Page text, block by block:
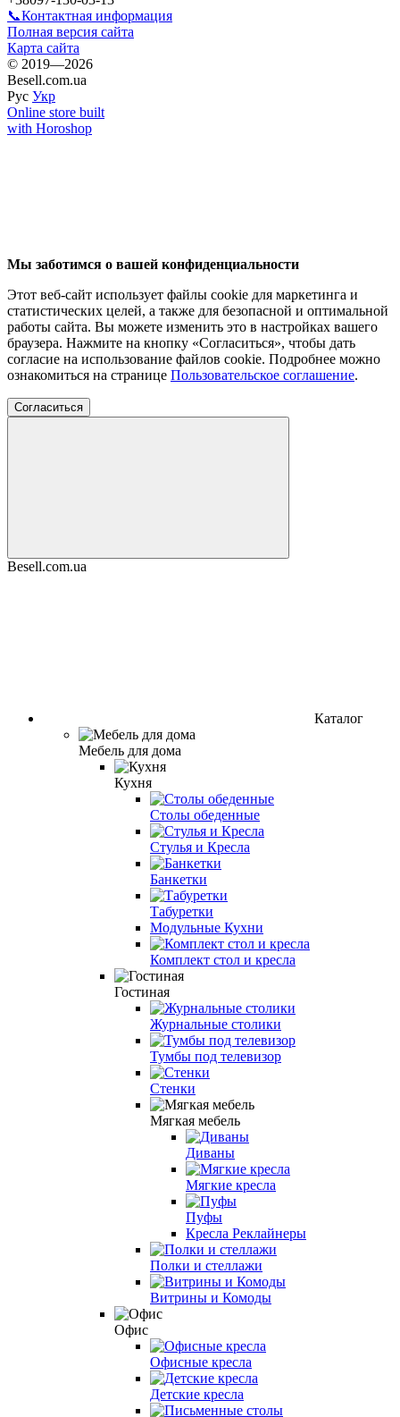
📞Контактная информация
Полная версия сайта
Карта сайта
© 2019—2026
Besell.com.ua
Рус Укр
Online store built
with Horoshop
Мы заботимся о вашей конфиденциальности
Этот веб-сайт использует файлы cookie для маркетинга и
статистических целей, а также для безопасной и оптимальной
работы сайта. Вы можете изменить это в настройках вашего
браузера. Нажмите на кнопку «Согласиться», чтобы дать
согласие на использование файлов cookie. Подробнее можно
ознакомиться на странице Пользовательское соглашение.
Согласиться
Besell.com.ua
Каталог
Мебель для дома
Кухня
Столы обеденные
Стулья и Кресла
Банкетки
Табуретки
Модульные Кухни
Комплект стол и кресла
Гостиная
Журнальные столики
Тумбы под телевизор
Стенки
Мягкая мебель
Диваны
Мягкие кресла
Пуфы
Кресла Реклайнеры
Полки и стеллажи
Витрины и Комоды
Офис
Офисные кресла
Детские кресла